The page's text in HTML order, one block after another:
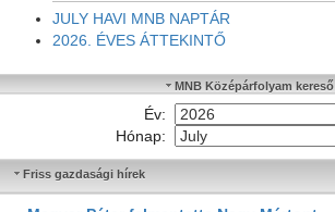
JULY HAVI MNB NAPTÁR
2026. ÉVES ÁTTEKINTŐ
MNB Középárfolyam kereső
Év:
Hónap:
Friss gazdasági hírek